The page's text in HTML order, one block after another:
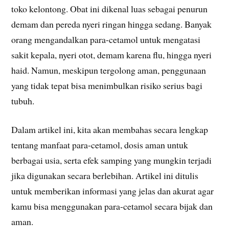
toko kelontong. Obat ini dikenal luas sebagai penurun
demam dan pereda nyeri ringan hingga sedang. Banyak
orang mengandalkan para-cetamol untuk mengatasi
sakit kepala, nyeri otot, demam karena flu, hingga nyeri
haid. Namun, meskipun tergolong aman, penggunaan
yang tidak tepat bisa menimbulkan risiko serius bagi
tubuh.
Dalam artikel ini, kita akan membahas secara lengkap
tentang manfaat para-cetamol, dosis aman untuk
berbagai usia, serta efek samping yang mungkin terjadi
jika digunakan secara berlebihan. Artikel ini ditulis
untuk memberikan informasi yang jelas dan akurat agar
kamu bisa menggunakan para-cetamol secara bijak dan
aman.